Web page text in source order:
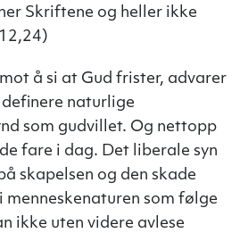
Skriftene og heller ikke
å si at Gud frister, advarer
naturlige
som gudvillet. Og nettopp
fare i dag. Det liberale syn
skapelsen og den skade
menneskenaturen som følge
ikke uten videre avlese